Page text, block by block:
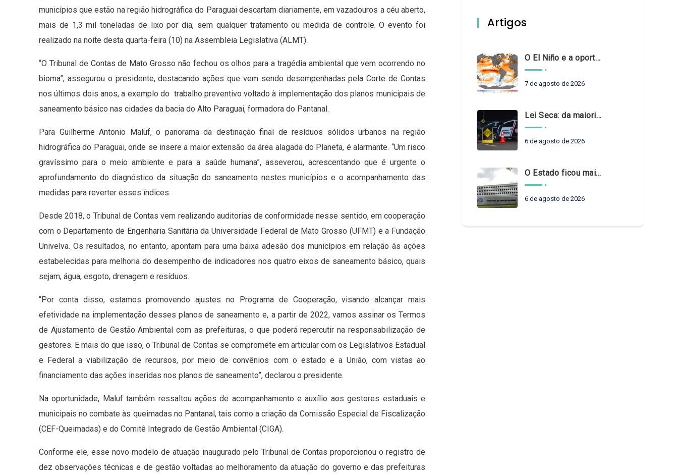
municípios que estão na região hidrográfica do Paraguai descartam diariamente, em vazadouros a céu aberto,
mais de 1,3 mil toneladas de lixo por dia, sem qualquer tratamento ou medida de controle. O evento foi
realizado na noite desta quarta-feira (10) na Assembleia Legislativa (ALMT).
“O Tribunal de Contas de Mato Grosso não fechou os olhos para a tragédia ambiental que vem ocorrendo no
bioma”, assegurou o presidente, destacando ações que vem sendo desempenhadas pela Corte de Contas
nos últimos dois anos, a exemplo do trabalho preventivo voltado à implementação dos planos municipais de
saneamento básico nas cidades da bacia do Alto Paraguai, formadora do Pantanal.
Para Guilherme Antonio Maluf, o panorama da destinação final de resíduos sólidos urbanos na região
hidrográfica do Paraguai, onde se insere a maior extensão da área alagada do Planeta, é alarmante. “Um risco
gravíssimo para o meio ambiente e para a saúde humana”, asseverou, acrescentando que é urgente o
aprofundamento do diagnóstico da situação do saneamento nestes municípios e o acompanhamento das
medidas para reverter esses índices.
Desde 2018, o Tribunal de Contas vem realizando auditorias de conformidade nesse sentido, em cooperação
com o Departamento de Engenharia Sanitária da Universidade Federal de Mato Grosso (UFMT) e a Fundação
Univelva. Os resultados, no entanto, apontam para uma baixa adesão dos municípios em relação às ações
estabelecidas para melhoria do desempenho de indicadores nos quatro eixos de saneamento básico, quais
sejam, água, esgoto, drenagem e resíduos.
“Por conta disso, estamos promovendo ajustes no Programa de Cooperação, visando alcançar mais
efetividade na implementação desses planos de saneamento e, a partir de 2022, vamos assinar os Termos
de Ajustamento de Gestão Ambiental com as prefeituras, o que poderá repercutir na responsabilização de
gestores. E mais do que isso, o Tribunal de Contas se compromete em articular com os Legislativos Estadual
e Federal a viabilização de recursos, por meio de convênios com o estado e a União, com vistas ao
financiamento das ações inseridas nos planos de saneamento”, declarou o presidente.
Na oportunidade, Maluf também ressaltou ações de acompanhamento e auxílio aos gestores estaduais e
municipais no combate às queimadas no Pantanal, tais como a criação da Comissão Especial de Fiscalização
(CEF-Queimadas) e do Comitê Integrado de Gestão Ambiental (CIGA).
Conforme ele, esse novo modelo de atuação inaugurado pelo Tribunal de Contas proporcionou o registro de
dez observações técnicas e de gestão voltadas ao melhoramento da atuação do governo e das prefeituras
Artigos
O El Niño e a oportunidade de fortalecer o controle externo das políticas climáticas
7 de agosto de 2026
Lei Seca: da maioridade à maturidade
6 de agosto de 2026
O Estado ficou mais complexo. O controle precisa acompanhar
6 de agosto de 2026